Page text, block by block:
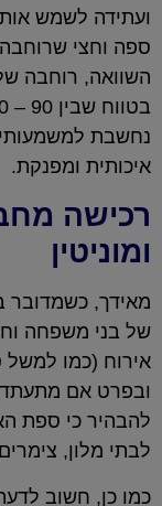
ועתידה לשמש
השוואה, רוחבה
נחשבת
איכותית ומפנקת.
רכישה
ומוניטין
מאידך, כשמדובר
של בני משפחה
אירוח (כמו למשל
ובפרט אם
להבהיר כי ספת
לבתי מלון,
כמו כן, חשוב